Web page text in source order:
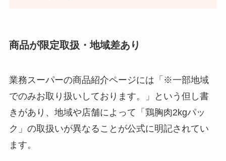
商品が限定取扱・地域差あり
業務スーパーの商品紹介ページには「※一部地域
でのみお取り扱いしております。」という但し書
きがあり、地域や店舗によって「鶏胸肉2kgパッ
ク」の取扱いが異なることが公式に明記されてい
ます。